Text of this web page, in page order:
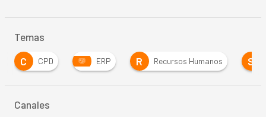
Temas
ERP R Recursos Humanos S Seguridad
Canales